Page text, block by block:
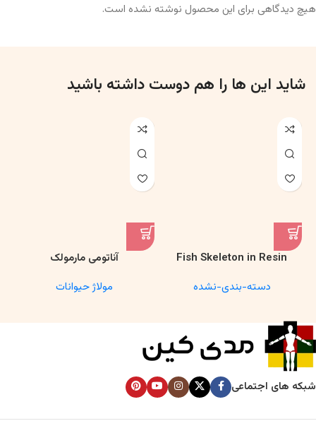
هیچ دیدگاهی برای این محصول نوشته نشده است.
شاید این ها را هم دوست داشته باشید
Fish Skeleton in Resin
Anatomy Specimen
دسته-بندی-نشده
آناتومی مارمولک
مولاژ حیوانات
شبکه های اجتماعی